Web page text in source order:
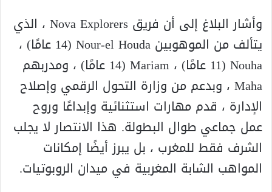
وأشار البلاغ إلى أن فريق Nova Explorers ، الذي
يتألف من الموهوبين Nour-el Houda (14 عامًا) ،
Nouha (11 عامًا) ، Mariam (14 عامًا) ، ومدربهم
Maha ، وبدعم من وزارة التحول الرقمي وإصلاح
الإدارة ، قدم مهارات استثنائية وإبداعًا وروح
عمل جماعي طوال البطولة. هذا الانتصار لا يجلب
الشرف فقط للمغرب ، بل يبرز أيضًا إمكانات
المواهب الشابة المغربية في ميدان الروبوتيات.